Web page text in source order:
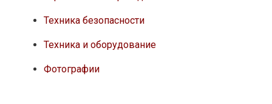
Техника безопасности
Техника и оборудование
Фотографии